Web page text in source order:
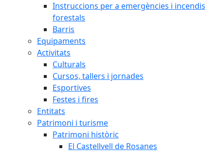
Instruccions per a emergències i incendis
forestals
Barris
Equipaments
Activitats
Culturals
Cursos, tallers i jornades
Esportives
Festes i fires
Entitats
Patrimoni i turisme
Patrimoni històric
El Castellvell de Rosanes